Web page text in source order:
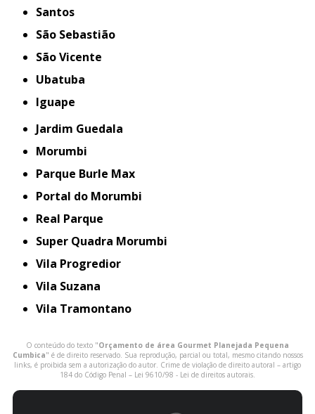
Santos
São Sebastião
São Vicente
Ubatuba
iguape
Jardim Guedala
Morumbi
Parque Burle Max
Portal do Morumbi
Real Parque
Super Quadra Morumbi
Vila Progredior
Vila Suzana
Vila Tramontano
O conteúdo do texto "Orçamento de área Gourmet Planejada Pequena
Cumbica" é de direito reservado. Sua reprodução, parcial ou total, mesmo citando nossos
links, é proibida sem a autorização do autor. Crime de violação de direito autoral – artigo
184 do Código Penal – Lei 9610/98 - Lei de direitos autorais.